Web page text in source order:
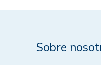
Sobre